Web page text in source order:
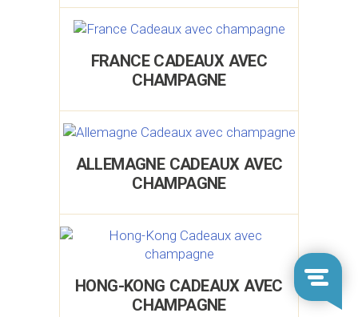
FRANCE CADEAUX AVEC
CHAMPAGNE
ALLEMAGNE CADEAUX AVEC
CHAMPAGNE
HONG-KONG CADEAUX AVEC
CHAMPAGNE